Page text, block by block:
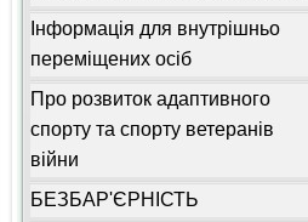
Інформація для внутрішньо
переміщених осіб
Про розвиток адаптивного
спорту та спорту ветеранів
війни
БЕЗБАР'ЄРНІСТЬ